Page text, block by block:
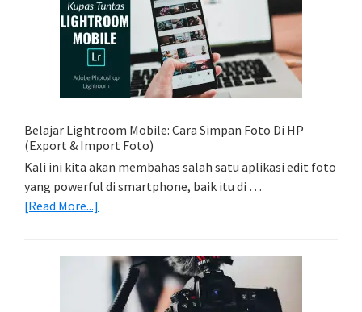
Memadukan
Foto
Light
Trail
Dengan
Belajar Lightroom Mobile: Cara Simpan Foto Di HP
(Export & Import Foto)
Kali ini kita akan membahas salah satu aplikasi edit foto
yang powerful di smartphone, baik itu di …
[Read More...]
Mobile:
Cara
Simpan